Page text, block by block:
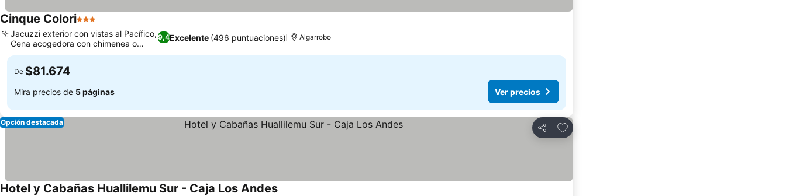
Cinque Colori3 Estrellas
9,4Excelente (496 puntuaciones)
Jacuzzi exterior con vistas al Pacífico,
Cena acogedora con chimenea o
terraza
Algarrobo
De $81.674
Mira precios de 5 páginas Ver precios
Compartir
Agregar a favoritos
Opción destacada
Hotel y Cabañas Huallilemu Sur - Caja Los Andes